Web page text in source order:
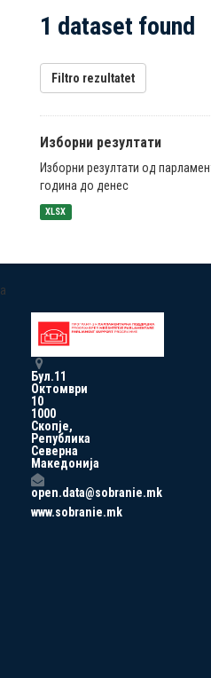
1 dataset found
Filtro rezultatet
Изборни резултати
Изборни резултати од
година до денес
XLSX
a
Бул.11
Октомври
10
1000
Скопје,
Република
Северна
Македонија
open.data@sobranie.mk
www.sobranie.mk